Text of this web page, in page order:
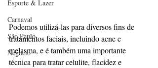
Esporte & Lazer
Carnaval
São Paulo
Negocio
Podemos utilizá-las para diversos fins de
tratamentos faciais, incluindo acne e
melasma, e é também uma importante
técnica para tratar celulite, flacidez e